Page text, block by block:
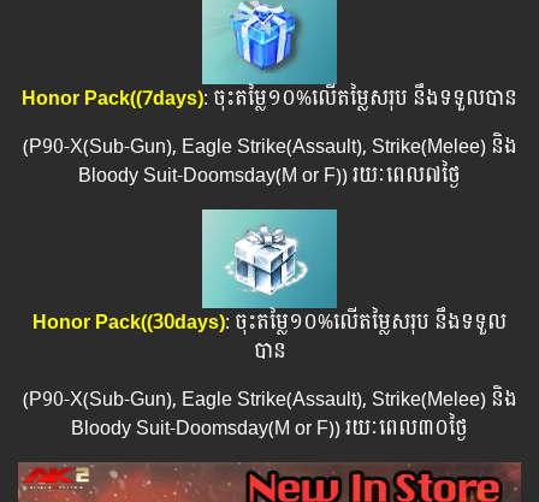
Honor Pack((7days): ចុះតម្លៃ១០%លើតម្លៃសរុប នឹងទទួលបាន
(P90-X(Sub-Gun),​ Eagle Strike(Assault), Strike(Melee) និង
Bloody Suit-Doomsday(M or F)) រយៈពេល​​៧ថ្ងៃ
Honor Pack((30days): ចុះតម្លៃ១០%លើតម្លៃសរុប នឹងទទួល
បាន
(P90-X(Sub-Gun),​ Eagle Strike(Assault), Strike(Melee) និង
Bloody Suit-Doomsday(M or F)) រយៈពេល​​៣០ថ្ងៃ